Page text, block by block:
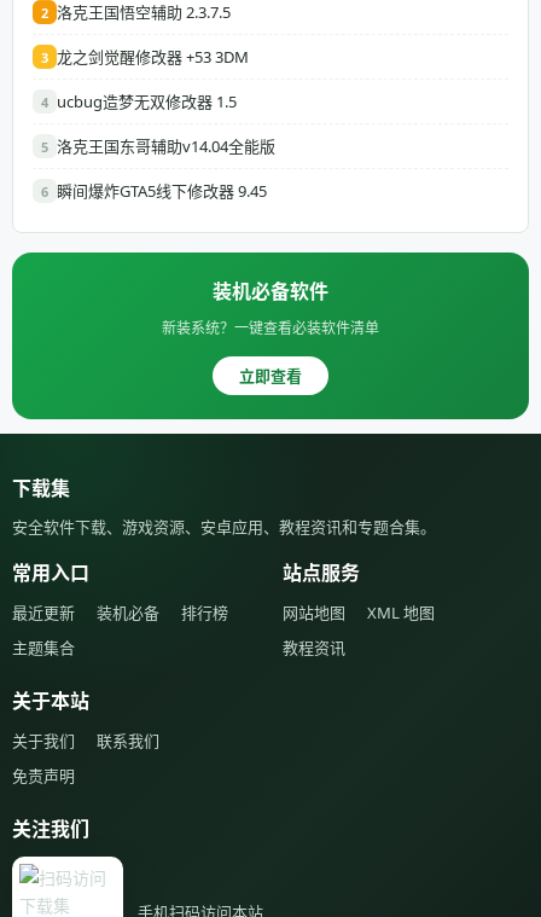
2 洛克王国悟空辅助 2.3.7.5
3 龙之剑觉醒修改器 +53 3DM
4 ucbug造梦无双修改器 1.5
5 洛克王国东哥辅助v14.04全能版
6 瞬间爆炸GTA5线下修改器 9.45
装机必备软件
新装系统？一键查看必装软件清单
立即查看
下载集
安全软件下载、游戏资源、安卓应用、教程资讯和专题合集。
常用入口
最近更新 装机必备
排行榜
主题集合
站点服务
网站地图
XML 地图
教程资讯
关于本站
关于我们
联系我们
免责声明
关注我们
手机扫码访问本站